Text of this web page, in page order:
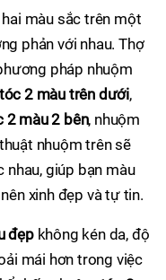
màu sắc trên một
phản với nhau. Thợ
pháp nhuộm
tóc 2 màu trên dưới,
2 màu 2 bên, nhuộm
nhuộm trên sẽ
nhau, giúp bạn màu
xinh đẹp và tự tin.
đẹpkhông kén da, độ
mái hơn trong việc